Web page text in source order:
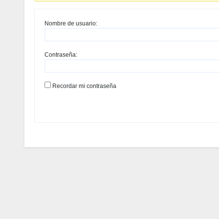
Nombre de usuario:
Contraseña:
Recordar mi contraseña